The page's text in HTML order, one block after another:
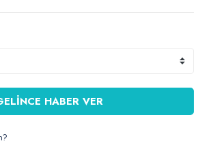
HABER VER